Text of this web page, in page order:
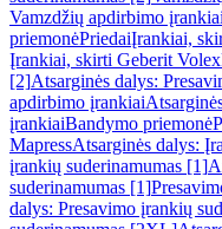
Vamzdžių apdirbimo įrankiai
priemonėPriedaiĮrankiai,
Įrankiai, skirti Geberit Volex
[2]Atsarginės dalys:
apdirbimo įrankiai
įrankiaiBandymo priemonė
MapressAtsarginės dalys:
įrankių suderinamumas [1]
suderinamumas [1]
dalys: Presavimo įrankių